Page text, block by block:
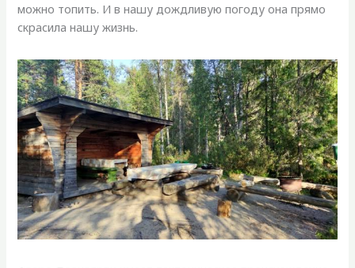
можно топить. И в нашу дождливую погоду она прямо
скрасила нашу жизнь.